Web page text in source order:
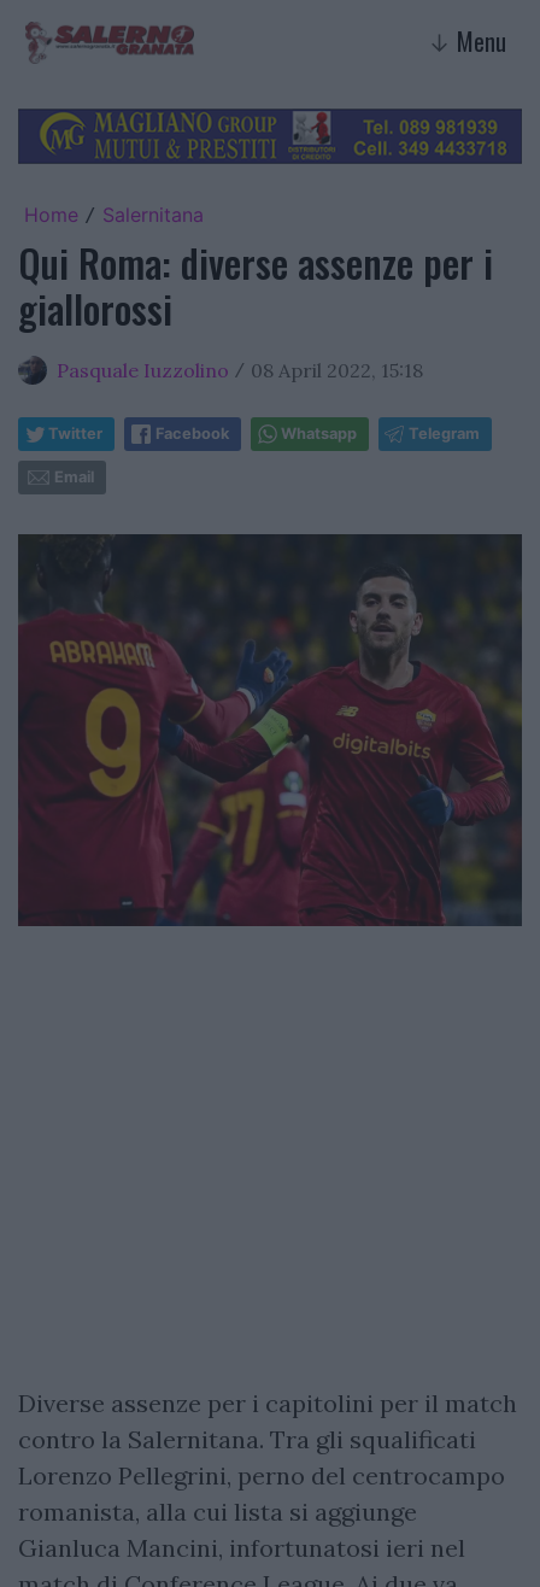
↓ Menu
Home / Salernitana
Qui Roma: diverse assenze per i
giallorossi
Pasquale Iuzzolino / 08 April 2022, 15:18
Twitter Facebook Whatsapp Telegram
Email
Diverse assenze per i capitolini per il match
contro la Salernitana. Tra gli squalificati
Lorenzo Pellegrini, perno del centrocampo
romanista, alla cui lista si aggiunge
Gianluca Mancini, infortunatosi ieri nel